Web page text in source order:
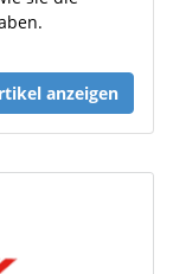
anzeigen